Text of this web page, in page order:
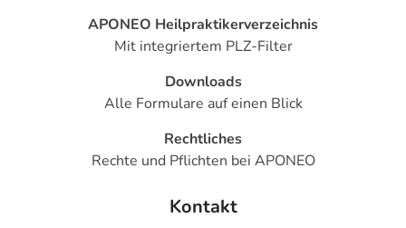
APONEO Heilpraktikerverzeichnis
Mit integriertem PLZ-Filter
Downloads
Alle Formulare auf einen Blick
Rechtliches
Rechte und Pflichten bei APONEO
Kontakt